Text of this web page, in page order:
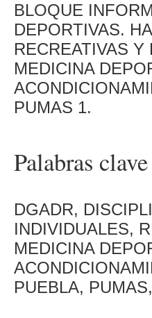
BLOQUE
DEPORTIVAS.
RECREATIVAS
MEDICINA
PUMAS 1.
Palabras clave
DGADR,
INDIVIDUALES,
MEDICINA
PUEBLA,